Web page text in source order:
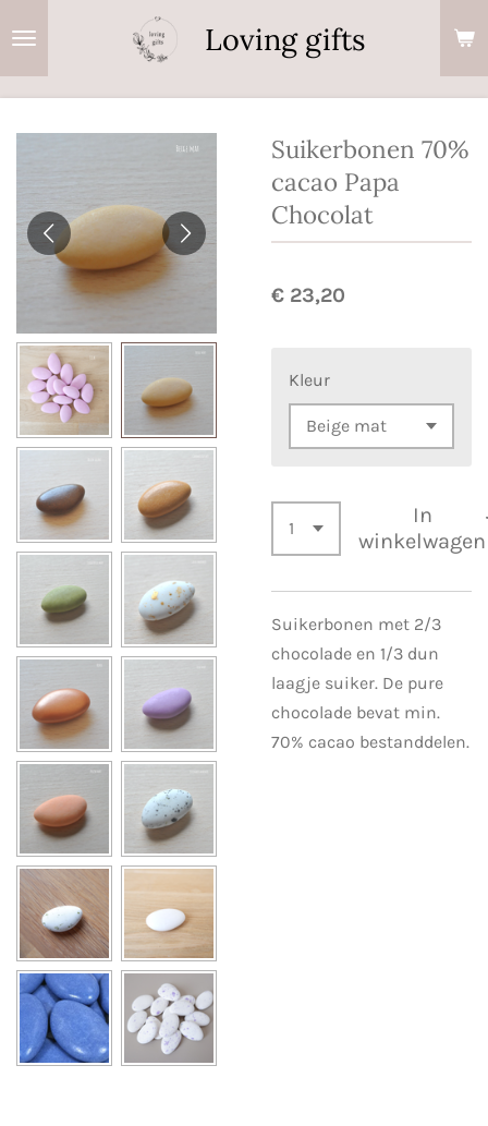
Loving gifts
Suikerbonen 70%
cacao Papa
Chocolat
€ 23,20
Kleur
In
winkelwagen
Suikerbonen met 2/3
chocolade en 1/3 dun
laagje suiker. De pure
chocolade bevat min.
70% cacao bestanddelen.